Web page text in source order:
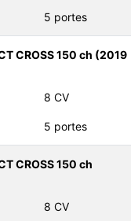
5 portes
CROSS 150 ch (2019
8 CV
5 portes
CROSS 150 ch
8 CV